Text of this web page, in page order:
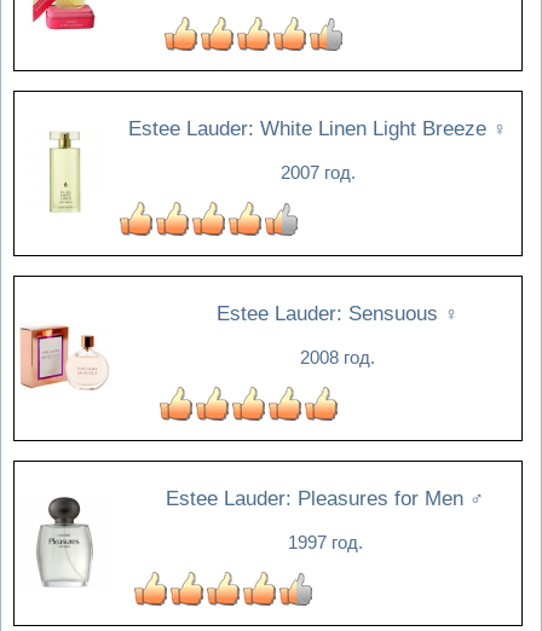
Estee Lauder: White Linen Light Breeze ♀
2007 год.
Estee Lauder: Sensuous ♀
2008 год.
Estee Lauder: Pleasures for Men ♂
1997 год.